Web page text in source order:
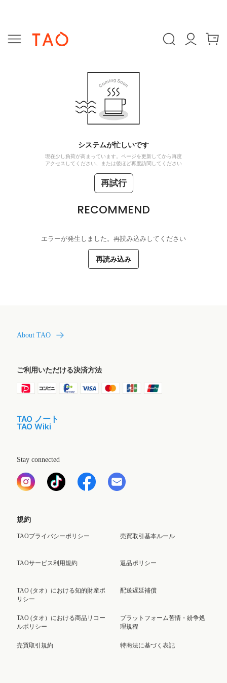
システムが忙しいです
現在少し負荷が高まっています。ページを更新してから再度
アクセスしてください、または後ほど再度訪問してください
再試行
RECOMMEND
エラーが発生しました。再読み込みしてください
再読み込み
About TAO
ご利用いただける決済方法
TAO ノート
TAO Wiki
Stay connected
規約
TAOプライバシーポリシー
TAOサービス利用規約
TAO (タオ）における知的財産ポ
リシー
TAO (タオ）における商品リコー
ルポリシー
売買取引規約
売買取引基本ルール
返品ポリシー
配送遅延補償
プラットフォーム苦情・紛争処
理規程
特商法に基づく表記